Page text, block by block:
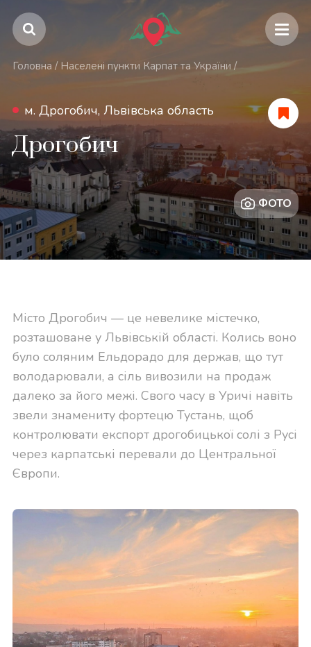
Головна / Населені пункти Карпат та України /
м. Дрогобич, Львівська область
Дрогобич
ФОТО
Місто Дрогобич — це невелике містечко,
розташоване у Львівській області. Колись воно
було соляним Ельдорадо для держав, що тут
володарювали, а сіль вивозили на продаж
далеко за його межі. Свого часу в Уричі навіть
звели знамениту фортецю Тустань, щоб
контролювати експорт дрогобицької солі з Русі
через карпатські перевали до Центральної
Європи.